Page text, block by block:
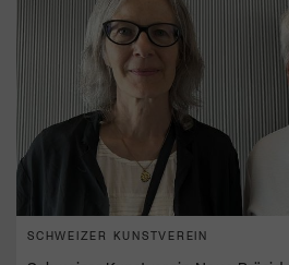
SCHWEIZER KUNSTVEREIN